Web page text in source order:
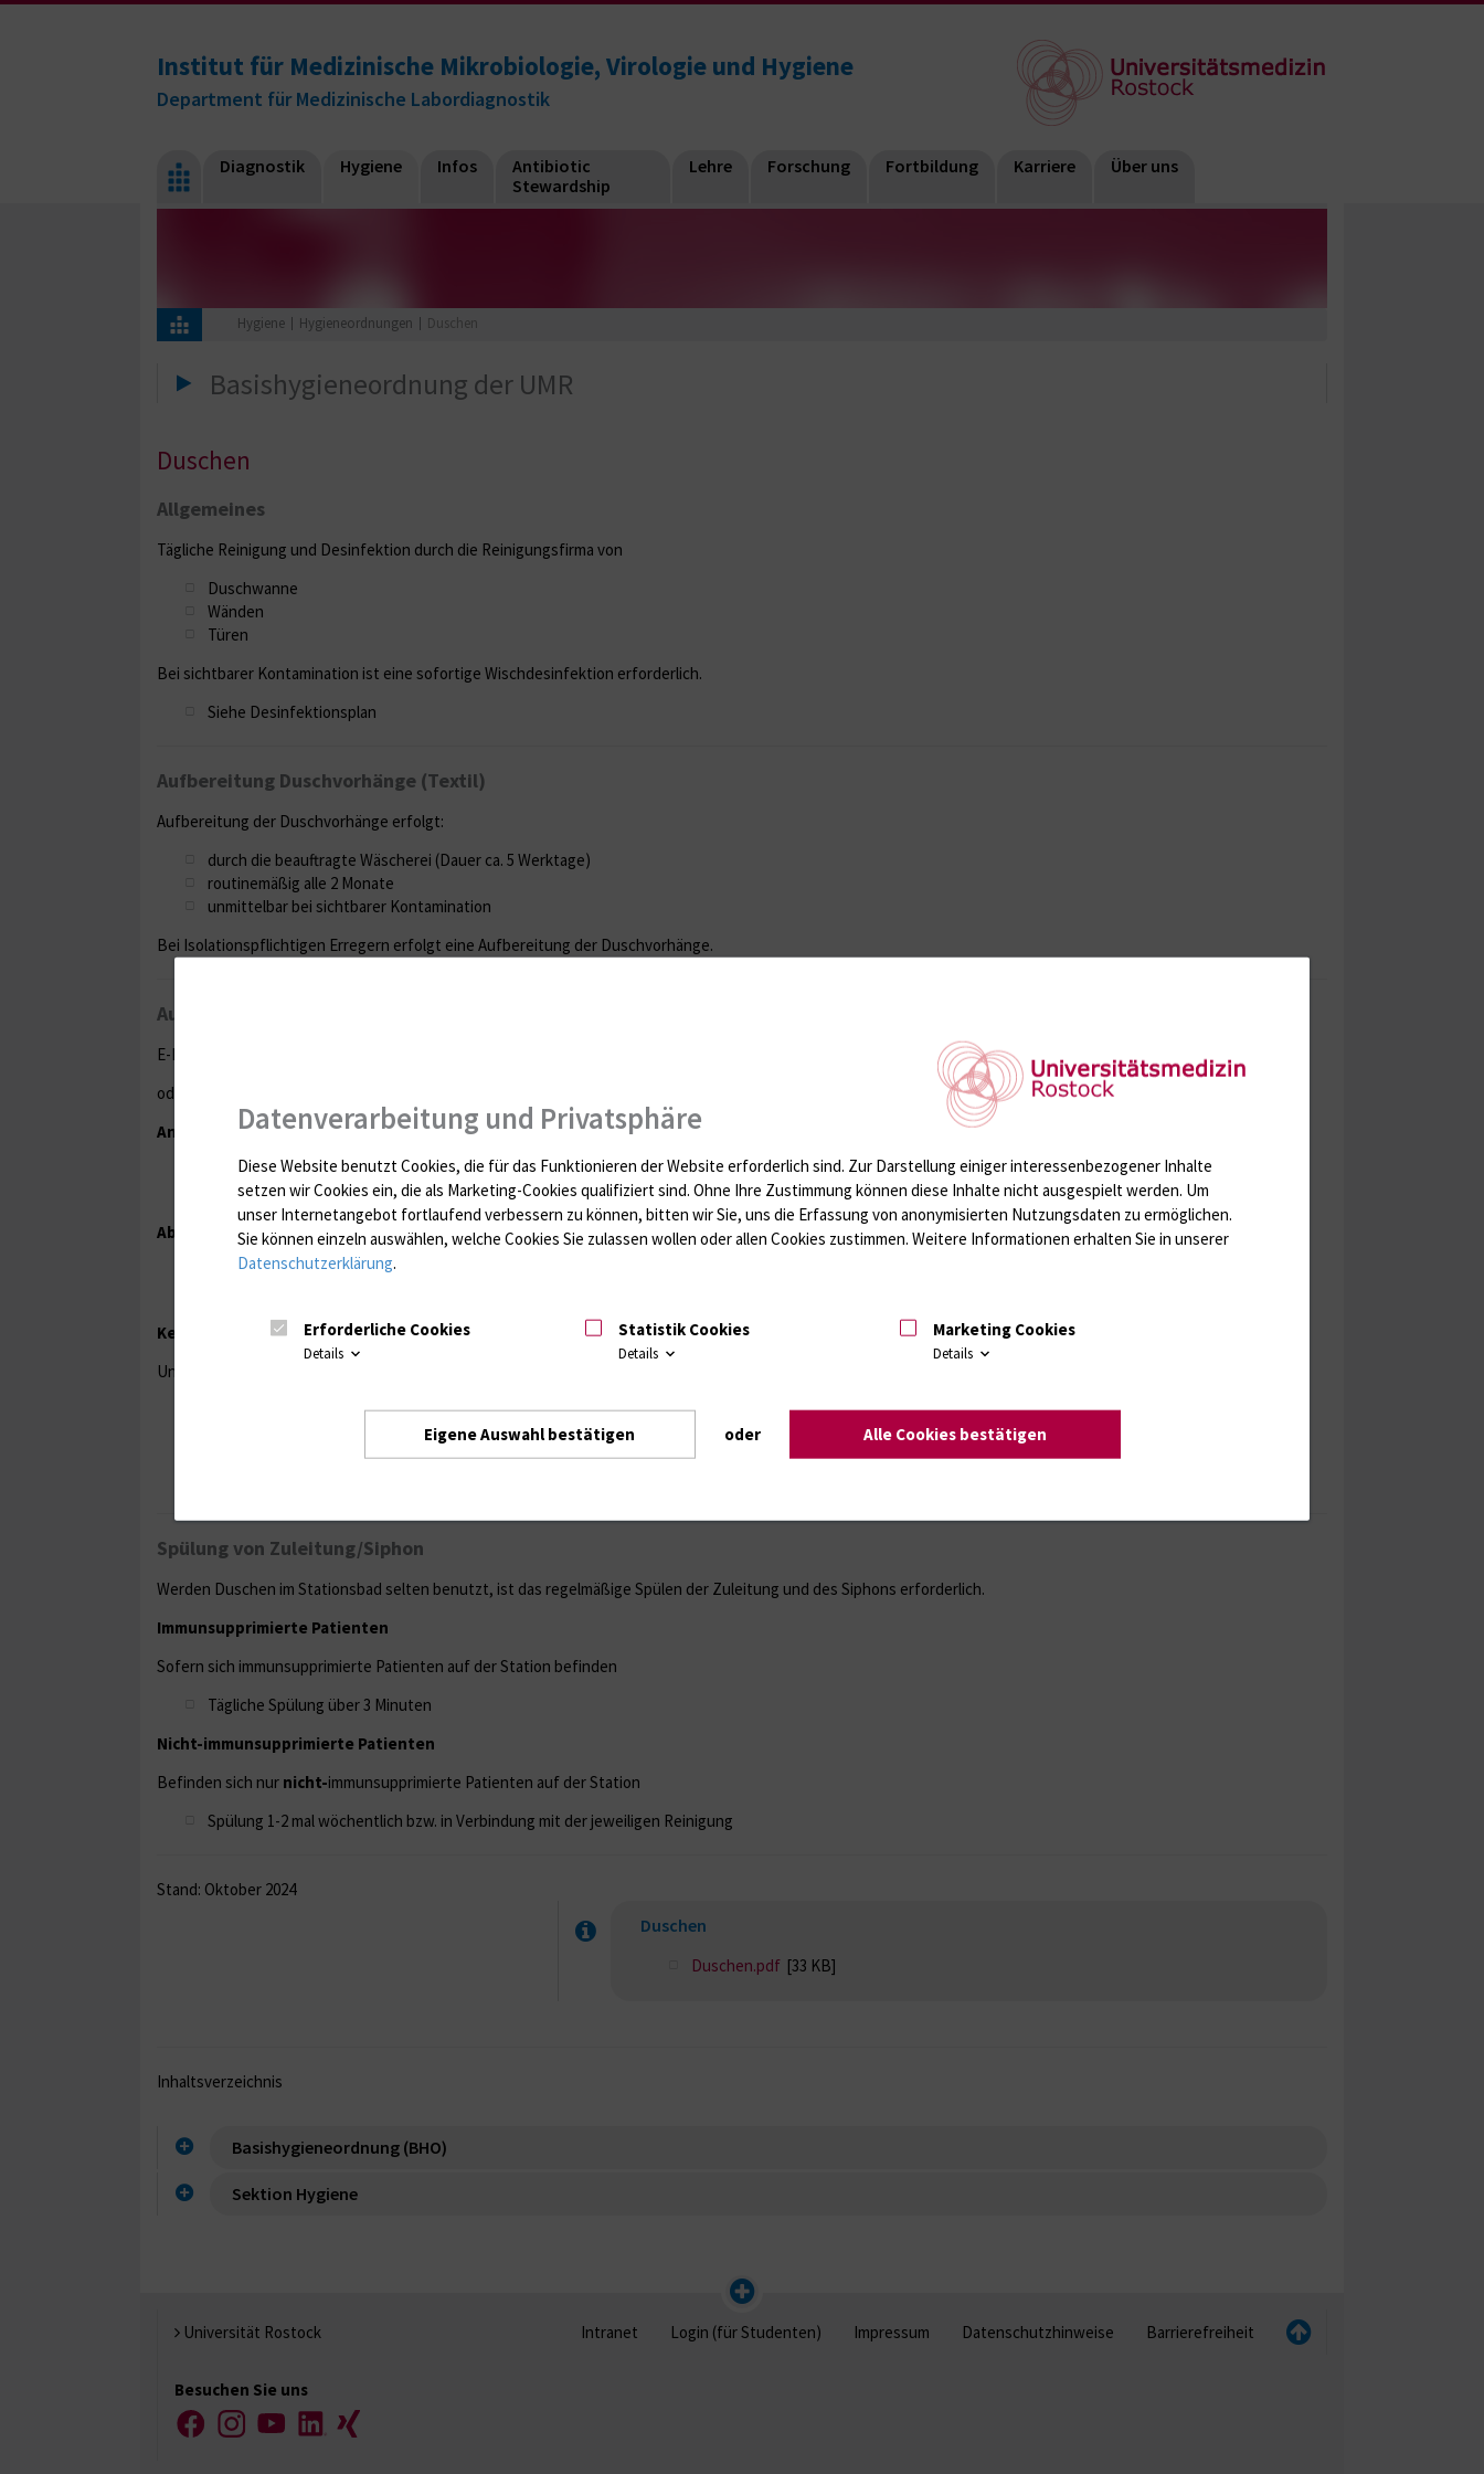
Institut für Medizinische Mikrobiologie, Virologie und Hygiene
Department für Medizinische Labordiagnostik
Diagnostik Hygiene Infos
Antibiotic
Stewardship
Lehre Forschung Fortbildung Karriere Über uns
Hygiene Hygieneordnungen Duschen
Basishygieneordnung der UMR
Duschen
Allgemeines
Tägliche Reinigung und Desinfektion durch die Reinigungsfirma von
Duschwanne
Wänden
Türen
Bei sichtbarer Kontamination ist eine sofortige Wischdesinfektion erforderlich.
Siehe Desinfektionsplan
Aufbereitung Duschvorhänge (Textil)
Aufbereitung der Duschvorhänge erfolgt:
durch die beauftragte Wäscherei (Dauer ca. 5 Werktage)
routinemäßig alle 2 Monate
unmittelbar bei sichtbarer Kontamination
Bei Isolationspflichtigen Erregern erfolgt eine Aufbereitung der Duschvorhänge.
Auftragsauslösung Aufbereitung Duschvorhänge aus Textil
E-Mail an
oder Telefon:
Angabe von
Anzahl der Duschvorhänge
Name und Kostenstelle des Bereichs
Abholung
abgenommene Duschvorhänge werden auf Station, nach Anmeldung des Auftrages an die UMR-Wäscheversorgung, durch beauftragte Wäscherei abgeholt
Kennzeichnung des farblosen durchsichtigen Sacks bei Abholung
Unbedingt nachfolgende Angaben auf einem Zettel vermerken und diesen von außen gut sichtbar in den Sack stecken:
Anzahl der Duschvorhänge
Spülung von Zuleitung/Siphon
Werden Duschen im Stationsbad selten benutzt, ist das regelmäßige Spülen der Zuleitung und des Siphons erforderlich.
Immunsupprimierte Patienten
Sofern sich immunsupprimierte Patienten auf der Station befinden
Tägliche Spülung über 3 Minuten
Nicht-immunsupprimierte Patienten
Befinden sich nur nicht-immunsupprimierte Patienten auf der Station
Spülung 1-2 mal wöchentlich bzw. in Verbindung mit der jeweiligen Reinigung
Stand: Oktober 2024
Duschen
Duschen.pdf [33 KB]
Inhaltsverzeichnis
Basishygieneordnung (BHO)
Sektion Hygiene
Universität Rostock
Besuchen Sie uns
FacebookInstagramYouTubeLinkedIn
Xing
Intranet Login (für Studenten) Impressum Datenschutzhinweise Barrierefreiheit
Datenverarbeitung und Privatsphäre
Diese Website benutzt Cookies, die für das Funktionieren der Website erforderlich sind. Zur Darstellung einiger interessenbezogener Inhalte
setzen wir Cookies ein, die als Marketing-Cookies qualifiziert sind. Ohne Ihre Zustimmung können diese Inhalte nicht ausgespielt werden. Um
unser Internetangebot fortlaufend verbessern zu können, bitten wir Sie, uns die Erfassung von anonymisierten Nutzungsdaten zu ermöglichen.
Sie können einzeln auswählen, welche Cookies Sie zulassen wollen oder allen Cookies zustimmen. Weitere Informationen erhalten Sie in unserer
Datenschutzerklärung.
Erforderliche Cookies
Details
Statistik Cookies
Details
Marketing Cookies
Details
Eigene Auswahl bestätigen oder Alle Cookies bestätigen